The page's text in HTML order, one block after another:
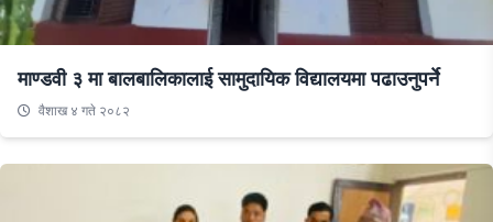
माण्डवी ३ मा बालबालिकालाई सामुदायिक विद्यालयमा पढाउनुपर्ने
वैशाख ४ गते २०८२